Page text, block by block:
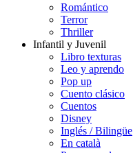
Romántico
Terror
Thriller
Infantil y Juvenil
Libro texturas
Leo y aprendo
Pop up
Cuento clásico
Cuentos
Disney
Inglés / Bilingüe
En català